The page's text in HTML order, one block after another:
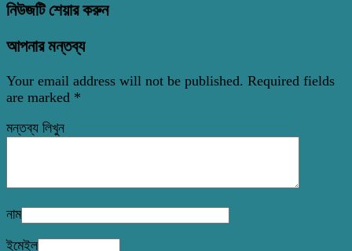
নিউজটি শেয়ার করুন
আপনার মন্তব্য
Your email address will not be published. Required fields
are marked *
মন্তব্য লিখুন
নাম
ইমেইল